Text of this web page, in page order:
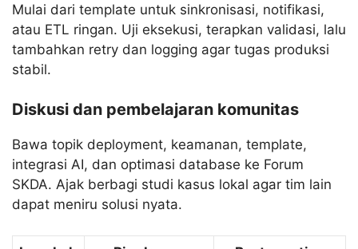
Mulai dari template untuk sinkronisasi, notifikasi,
atau ETL ringan. Uji eksekusi, terapkan validasi, lalu
tambahkan retry dan logging agar tugas produksi
stabil.
Diskusi dan pembelajaran komunitas
Bawa topik deployment, keamanan, template,
integrasi AI, dan optimasi database ke Forum
SKDA. Ajak berbagi studi kasus lokal agar tim lain
dapat meniru solusi nyata.